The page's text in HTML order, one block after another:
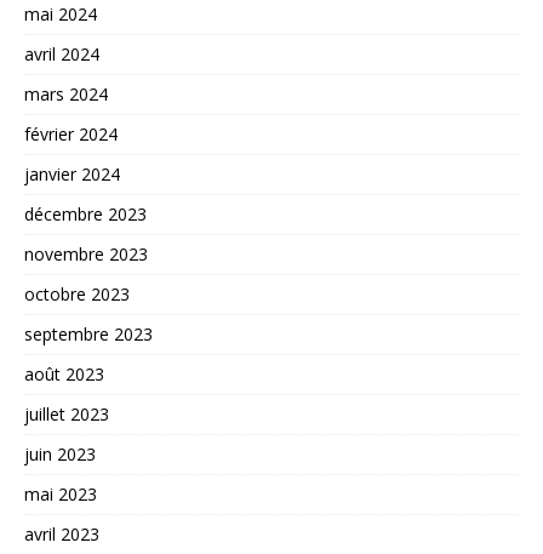
mai 2024
avril 2024
mars 2024
février 2024
janvier 2024
décembre 2023
novembre 2023
octobre 2023
septembre 2023
août 2023
juillet 2023
juin 2023
mai 2023
avril 2023